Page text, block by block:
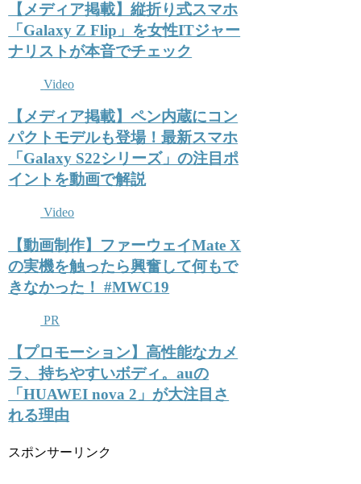
【メディア掲載】縦折り式スマホ
「Galaxy Z Flip」を女性ITジャー
ナリストが本音でチェック
Video
【メディア掲載】ペン内蔵にコン
パクトモデルも登場！最新スマホ
「Galaxy S22シリーズ」の注目ポ
イントを動画で解説
Video
【動画制作】ファーウェイMate X
の実機を触ったら興奮して何もで
きなかった！ #MWC19
PR
【プロモーション】高性能なカメ
ラ、持ちやすいボディ。auの
「HUAWEI nova 2」が大注目さ
れる理由
スポンサーリンク